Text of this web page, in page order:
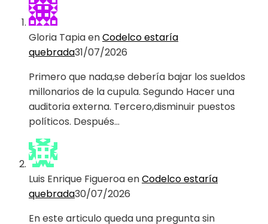
Gloria TapiaenCodelco estaría
quebrada31/07/2026
Primero que nada,se debería bajar los sueldos
millonarios de la cupula. Segundo Hacer una
auditoria externa. Tercero,disminuir puestos
políticos. Después…
Luis Enrique FigueroaenCodelco estaría
quebrada30/07/2026
En este articulo queda una pregunta sin